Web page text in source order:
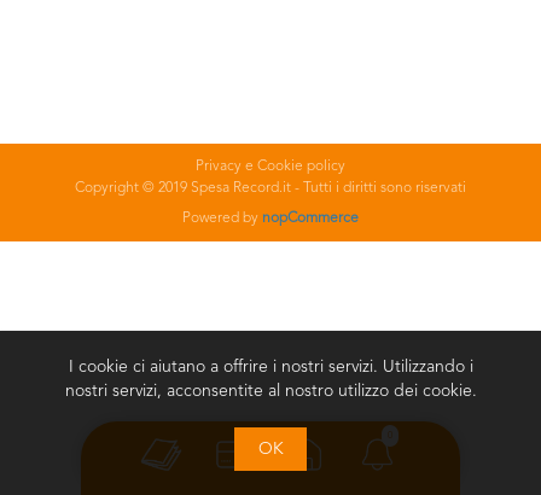
Privacy e Cookie policy
Copyright © 2019 Spesa Record.it - Tutti i diritti sono riservati
Powered by nopCommerce
I cookie ci aiutano a offrire i nostri servizi. Utilizzando i
nostri servizi, acconsentite al nostro utilizzo dei cookie.
OK